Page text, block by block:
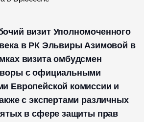
визит Уполномоченного
в РК Эльвиры Азимовой в
визита омбудсмен
с официальными
Европейской комиссии и
с экспертами различных
в сфере защиты прав